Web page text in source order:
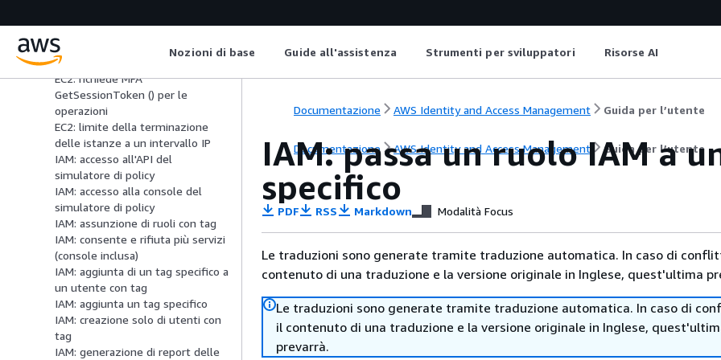
Nozioni di base Guide all'assistenza Strumenti per sviluppatori Risorse AI
EC2: avvio o interruzione di
un'istanza, modifica di un gruppo
di sicurezza (console inclusa)
EC2: richiede MFA
GetSessionToken () per le
operazioni
EC2: limite della terminazione
delle istanze a un intervallo IP
IAM: accesso all'API del
simulatore di policy
IAM: accesso alla console del
simulatore di policy
IAM: assunzione di ruoli con tag
IAM: consente e rifiuta più servizi
(console inclusa)
IAM: aggiunta di un tag specifico a
un utente con tag
IAM: aggiunta un tag specifico
IAM: creazione solo di utenti con
tag
IAM: generazione di report delle
Documentazione AWS Identity and Access Management Guida per l’utente
Documentazione AWS Identity and Access Management Guida per l’utente
IAM: passa un ruolo IAM a
specifico
PDF RSS Markdown Modalità Focus
Le traduzioni sono generate tramite traduzione automatica. In caso di
contenuto di una traduzione e la versione originale in Inglese, quest'ultima
Le traduzioni sono generate tramite traduzione automatica. In caso di
il contenuto di una traduzione e la versione originale in Inglese,
prevarrà.